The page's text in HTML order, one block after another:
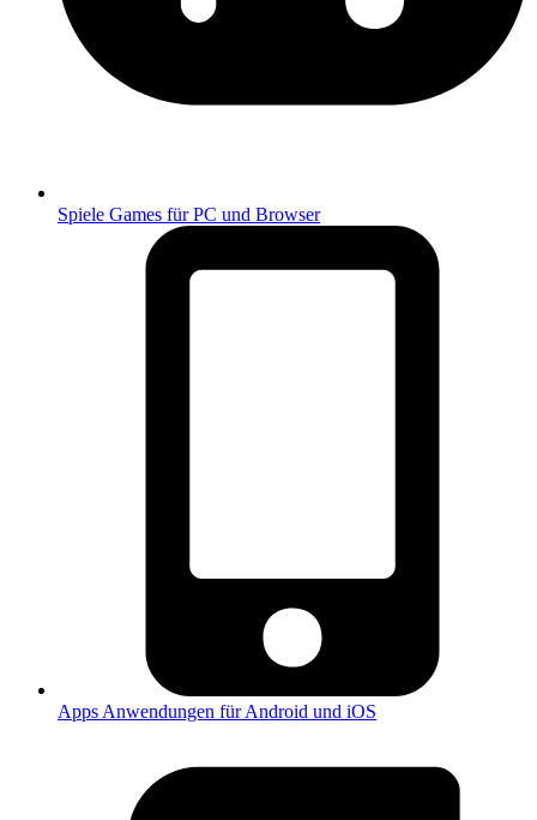
Spiele Games für PC und Browser
Apps Anwendungen für Android und iOS